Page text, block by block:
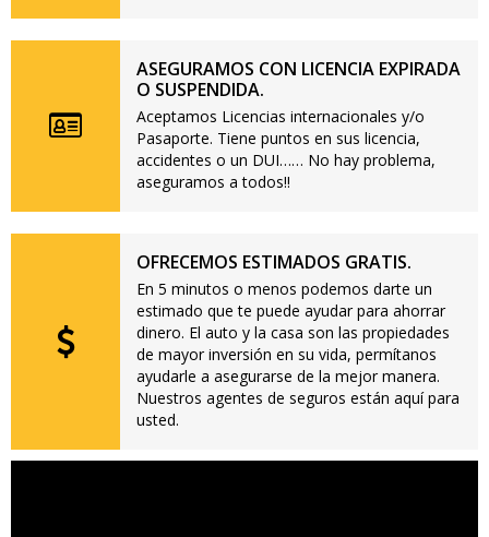
ASEGURAMOS CON LICENCIA EXPIRADA
O SUSPENDIDA.
Aceptamos Licencias internacionales y/o
Pasaporte. Tiene puntos en sus licencia,
accidentes o un DUI…… No hay problema,
aseguramos a todos!!
OFRECEMOS ESTIMADOS GRATIS.
En 5 minutos o menos podemos darte un
estimado que te puede ayudar para ahorrar
dinero. El auto y la casa son las propiedades
de mayor inversión en su vida, permítanos
ayudarle a asegurarse de la mejor manera.
Nuestros agentes de seguros están aquí para
usted.